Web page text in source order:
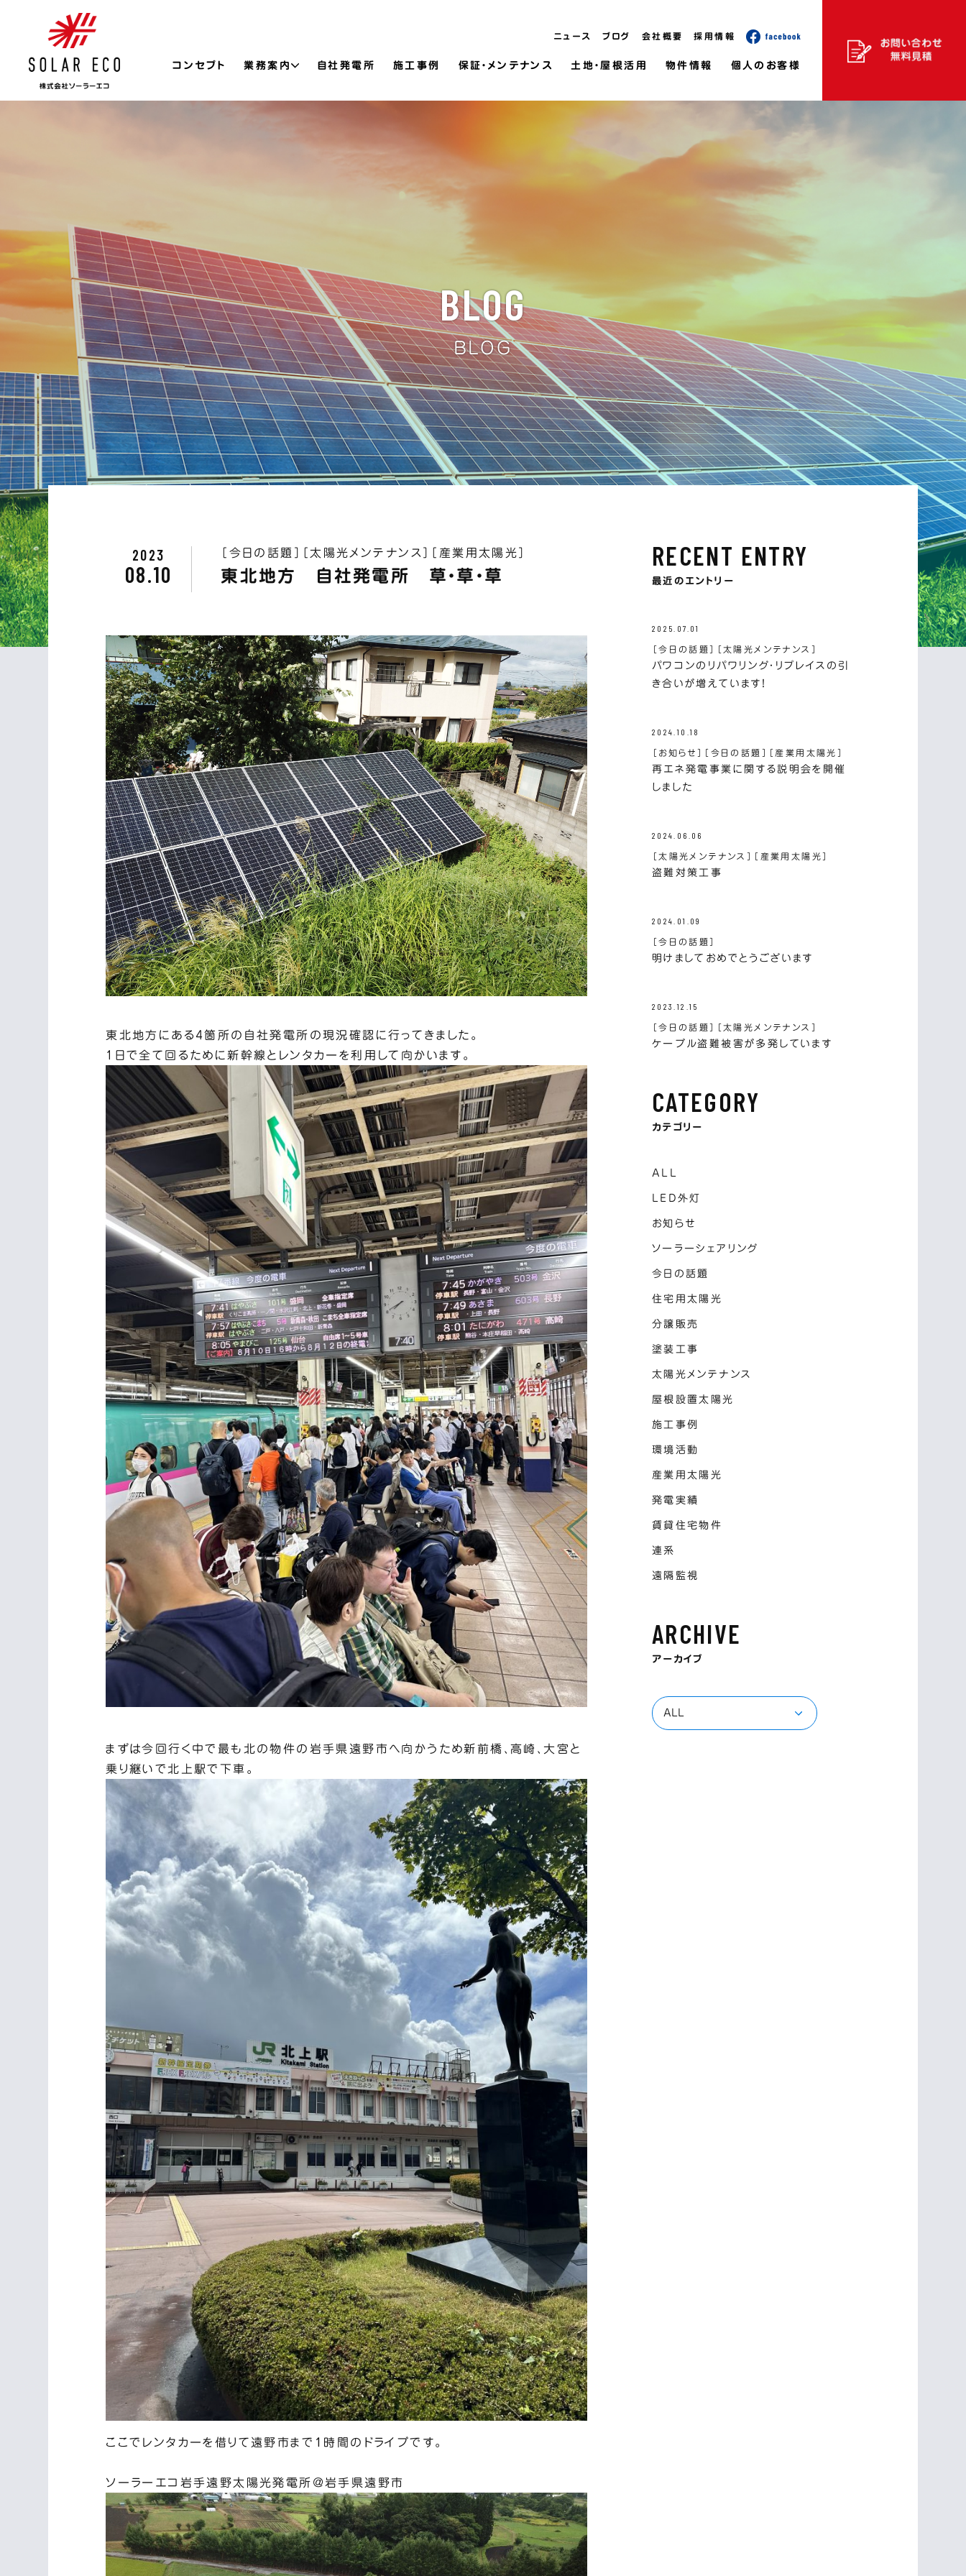
ニュース ブログ 会社概要 採用情報
コンセプト 業務案内 自社発電所 施工事例 保証・メンテナンス 土地・屋根活用 物件情報 個人のお客様
BLOG
BLOG
2023
08.10
［今日の話題］ ［太陽光メンテナンス］ ［産業用太陽光］
東北地方 自社発電所 草・草・草
東北地方にある4箇所の自社発電所の現況確認に行ってきました。
1日で全て回るために新幹線とレンタカーを利用して向かいます。
まずは今回行く中で最も北の物件の岩手県遠野市へ向かうため新前橋、高崎、大宮と
乗り継いで北上駅で下車。
ここでレンタカーを借りて遠野市まで１時間のドライブです。
ソーラーエコ岩手遠野太陽光発電所@岩手県遠野市
RECENT ENTRY
最近のエントリー
2025.07.01
［今日の話題］ ［太陽光メンテナンス］
パワコンのリパワリング・リプレイスの引
き合いが増えています！
2024.10.18
［お知らせ］ ［今日の話題］ ［産業用太陽光］
再エネ発電事業に関する説明会を開催
しました
2024.06.06
［太陽光メンテナンス］ ［産業用太陽光］
盗難対策工事
2024.01.09
［今日の話題］
明けましておめでとうございます
2023.12.15
［今日の話題］ ［太陽光メンテナンス］
ケーブル盗難被害が多発しています
CATEGORY
カテゴリー
ALL
LED外灯
お知らせ
ソーラーシェアリング
今日の話題
住宅用太陽光
分譲販売
塗装工事
太陽光メンテナンス
屋根設置太陽光
施工事例
環境活動
産業用太陽光
発電実績
賃貸住宅物件
連系
遠隔監視
ARCHIVE
アーカイブ